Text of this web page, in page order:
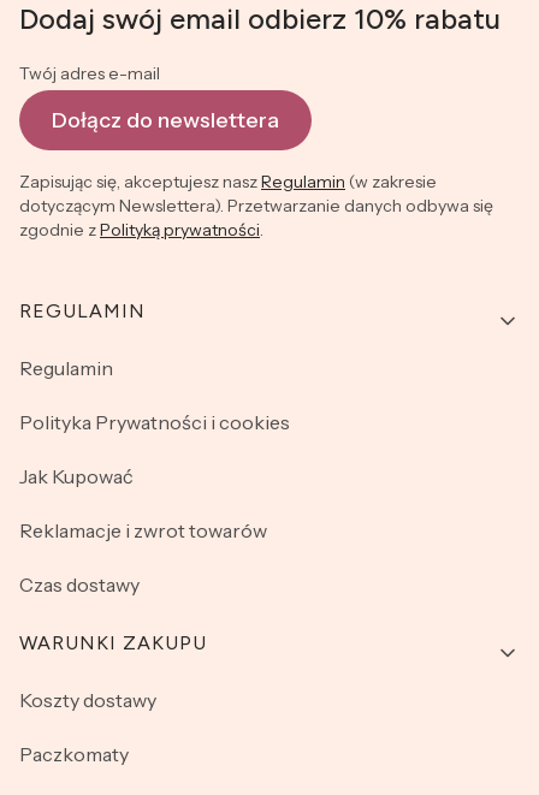
Dodaj swój email odbierz 10% rabatu
Twój adres e-mail
Dołącz do newslettera
Zapisując się, akceptujesz naszRegulamin (w zakresie
dotyczącym Newslettera). Przetwarzanie danych odbywa się
zgodnie zPolityką prywatności.
Linki w stopce
REGULAMIN
Regulamin
Polityka Prywatności i cookies
Jak Kupować
Reklamacje i zwrot towarów
Czas dostawy
WARUNKI ZAKUPU
Koszty dostawy
Paczkomaty